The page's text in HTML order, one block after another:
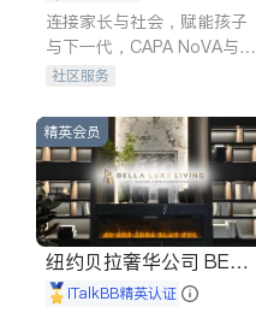
连接家长与社会，赋能孩子
与下一代，CAPA NoVA与您
携手建设包容、公平、充满
社区服务
精英会员
纽约贝拉奢华公司 BELL
A LUXE
iTalkBB精英认证